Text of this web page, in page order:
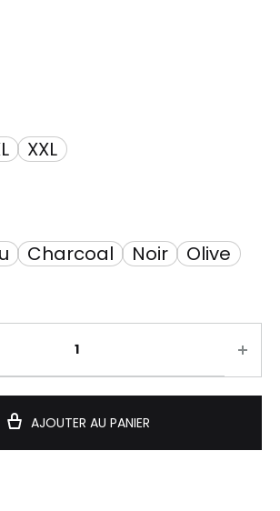
XXL
Charcoal Noir
Olive
AJOUTER AU PANIER